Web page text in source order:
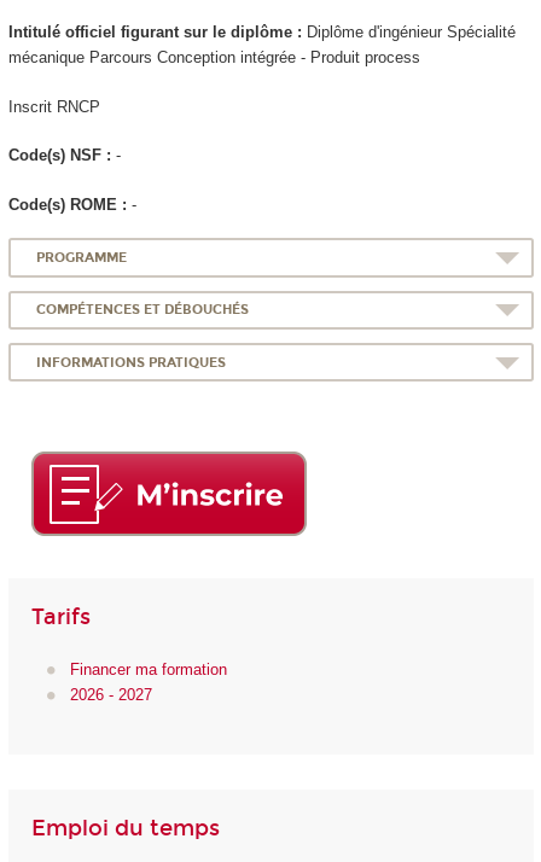
Intitulé officiel figurant sur le diplôme : Diplôme d'ingénieur Spécialité
mécanique Parcours Conception intégrée - Produit process
Inscrit RNCP
Code(s) NSF : -
Code(s) ROME : -
PROGRAMME
COMPÉTENCES ET DÉBOUCHÉS
INFORMATIONS PRATIQUES
Tarifs
Financer ma formation
2026 - 2027
Emploi du temps